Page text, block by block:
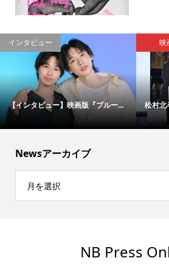
インタビュー
【インタビュー】映画版『ブルー...
映
松村北
Newsアーカイブ
月を選択
NB Press